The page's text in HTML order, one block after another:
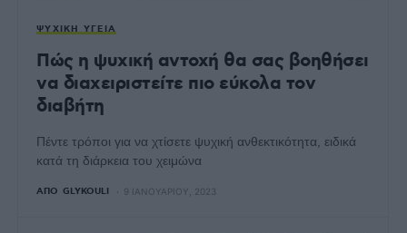
ΨΥΧΙΚΉ ΥΓΕΊΑ
Πώς η ψυχική αντοχή θα σας βοηθήσει
να διαχειριστείτε πιο εύκολα τον
διαβήτη
Πέντε τρόποι για να χτίσετε ψυχική ανθεκτικότητα, ειδικά
κατά τη διάρκεια του χειμώνα
ΑΠΌ GLYKOULI 9 ΙΑΝΟΥΑΡΊΟΥ, 2023